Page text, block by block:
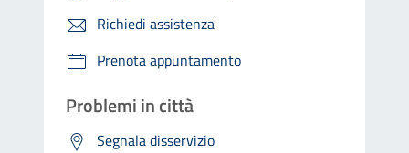
Richiedi assistenza
Prenota appuntamento
Problemi in città
Segnala disservizio